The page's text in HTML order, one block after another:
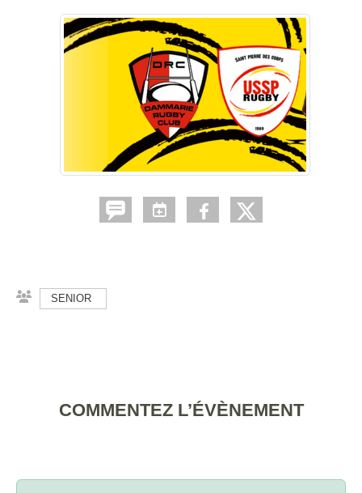
SENIOR
COMMENTEZ L’ÉVÈNEMENT